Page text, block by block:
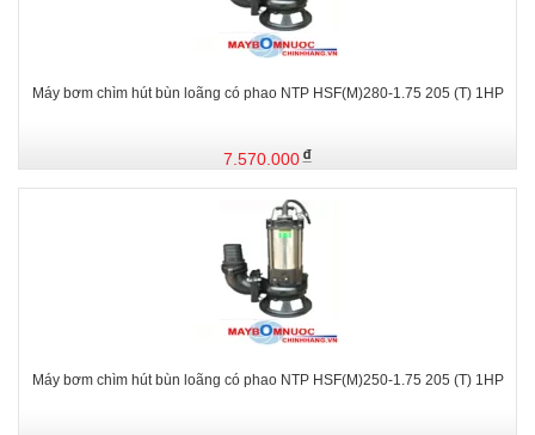
Máy bơm chìm hút bùn loãng có phao NTP HSF(M)280-1.75 205 (T) 1HP
7.570.000
Máy bơm chìm hút bùn loãng có phao NTP HSF(M)250-1.75 205 (T) 1HP